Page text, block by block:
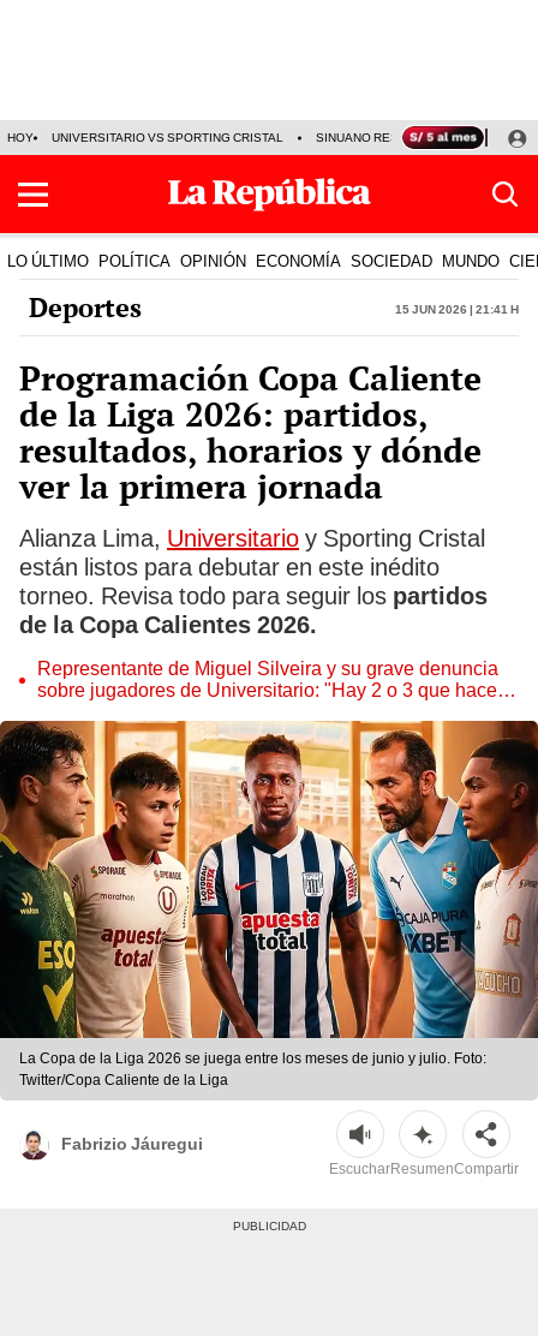
HOY UNIVERSITARIO VS SPORTING CRISTAL SINUANO RESULTADOS HOY
LO ÚLTIMO POLÍTICA OPINIÓN ECONOMÍA SOCIEDAD MUNDO
Deportes 15 Jun 2026 | 21:41 h
Programación Copa Caliente
de la Liga 2026: partidos,
resultados, horarios y dónde
ver la primera jornada
Alianza Lima, Universitario y Sporting Cristal
están listos para debutar en este inédito
torneo. Revisa todo para seguir los partidos
de la Copa Calientes 2026.
Representante de Miguel Silveira y su grave denuncia
sobre jugadores de Universitario: "Hay 2 o 3 que hacen
La Copa de la Liga 2026 se juega entre los meses de junio y julio. Foto:
Twitter/Copa Caliente de la Liga
Fabrizio Jáuregui
EscucharResumenCompartir